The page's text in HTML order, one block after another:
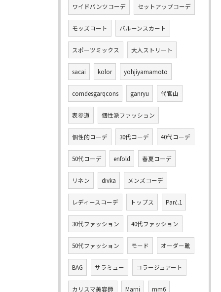
ワイドパンツコーデ セットアップコーデ
モッズコート バルーンスカート
スポーツミックス 大人ストリート
sacai kolor yohjiyamamoto
comdesgarqcons ganryu 代官山
表参道 個性派ファッション
個性的コーデ 30代コーデ 40代コーデ
50代コーデ enfold 春夏コーデ
リネン divka メンズコーデ
レディースコーデ トップス Parć.1
30代ファッション 40代ファッション
50代ファッション モード オーダー靴
BAG サラミュー コラージュアート
カリスマ美容師 Marni mm6